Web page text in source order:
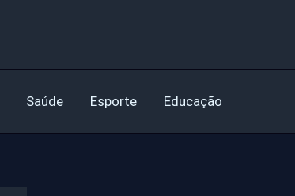
Saúde Esporte Educação